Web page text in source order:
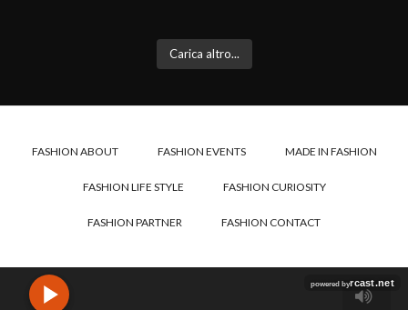
Carica altro...
FASHION ABOUT FASHION EVENTS MADE IN FASHION
FASHION LIFE STYLE FASHION CURIOSITY
FASHION PARTNER FASHION CONTACT